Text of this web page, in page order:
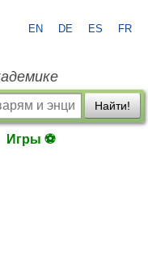
EN DE ES FR
Найти!
Игры ⚽